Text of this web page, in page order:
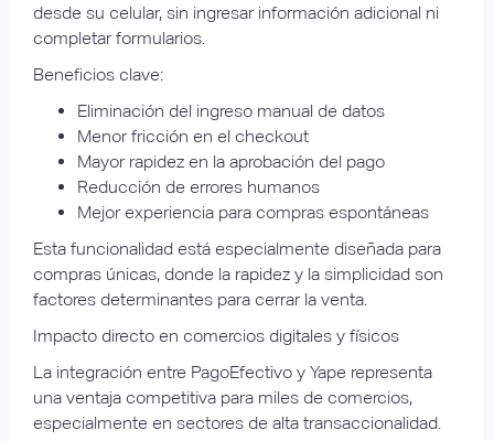
desde su celular, sin ingresar información adicional ni
completar formularios.
Beneficios clave:
Eliminación del ingreso manual de datos
Menor fricción en el checkout
Mayor rapidez en la aprobación del pago
Reducción de errores humanos
Mejor experiencia para compras espontáneas
Esta funcionalidad está especialmente diseñada para
compras únicas, donde la rapidez y la simplicidad son
factores determinantes para cerrar la venta.
Impacto directo en comercios digitales y físicos
La integración entre PagoEfectivo y Yape representa
una ventaja competitiva para miles de comercios,
especialmente en sectores de alta transaccionalidad.